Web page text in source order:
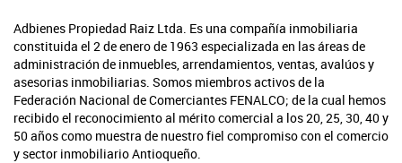
Adbienes Propiedad Raiz Ltda. Es una compañía inmobiliaria
constituida el 2 de enero de 1963 especializada en las áreas de
administración de inmuebles, arrendamientos, ventas, avalúos y
asesorias inmobiliarias. Somos miembros activos de la
Federación Nacional de Comerciantes FENALCO; de la cual hemos
recibido el reconocimiento al mérito comercial a los 20, 25, 30, 40 y
50 años como muestra de nuestro fiel compromiso con el comercio
y sector inmobiliario Antioqueño.